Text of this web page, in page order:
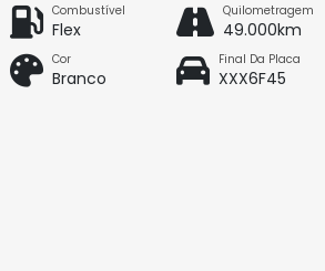
Combustível
Flex
Quilometragem
49.000km
Cor
Branco
Final Da Placa
XXX6F45